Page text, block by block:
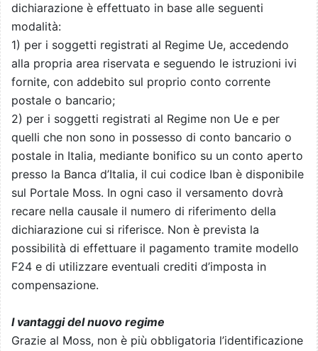
dichiarazione è effettuato in base alle seguenti
modalità:
1) per i soggetti registrati al Regime Ue, accedendo
alla propria area riservata e seguendo le istruzioni ivi
fornite, con addebito sul proprio conto corrente
postale o bancario;
2) per i soggetti registrati al Regime non Ue e per
quelli che non sono in possesso di conto bancario o
postale in Italia, mediante bonifico su un conto aperto
presso la Banca d’Italia, il cui codice Iban è disponibile
sul Portale Moss. In ogni caso il versamento dovrà
recare nella causale il numero di riferimento della
dichiarazione cui si riferisce. Non è prevista la
possibilità di effettuare il pagamento tramite modello
F24 e di utilizzare eventuali crediti d’imposta in
compensazione.
I vantaggi del nuovo regime
Grazie al Moss, non è più obbligatoria l’identificazione